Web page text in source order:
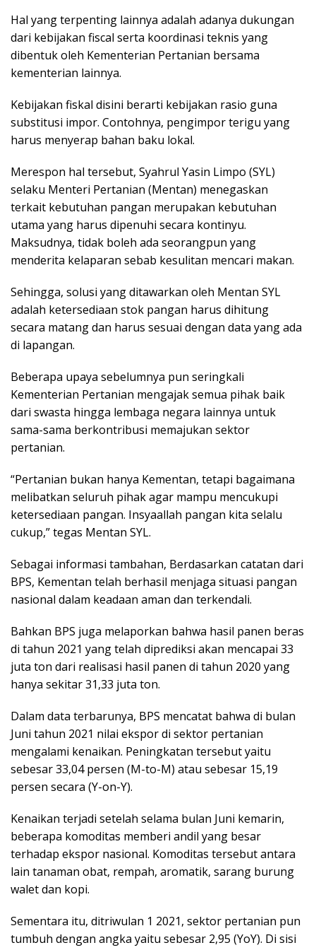
Hal yang terpenting lainnya adalah adanya dukungan
dari kebijakan fiscal serta koordinasi teknis yang
dibentuk oleh Kementerian Pertanian bersama
kementerian lainnya.
Kebijakan fiskal disini berarti kebijakan rasio guna
substitusi impor. Contohnya, pengimpor terigu yang
harus menyerap bahan baku lokal.
Merespon hal tersebut, Syahrul Yasin Limpo (SYL)
selaku Menteri Pertanian (Mentan) menegaskan
terkait kebutuhan pangan merupakan kebutuhan
utama yang harus dipenuhi secara kontinyu.
Maksudnya, tidak boleh ada seorangpun yang
menderita kelaparan sebab kesulitan mencari makan.
Sehingga, solusi yang ditawarkan oleh Mentan SYL
adalah ketersediaan stok pangan harus dihitung
secara matang dan harus sesuai dengan data yang ada
di lapangan.
Beberapa upaya sebelumnya pun seringkali
Kementerian Pertanian mengajak semua pihak baik
dari swasta hingga lembaga negara lainnya untuk
sama-sama berkontribusi memajukan sektor
pertanian.
“Pertanian bukan hanya Kementan, tetapi bagaimana
melibatkan seluruh pihak agar mampu mencukupi
ketersediaan pangan. Insyaallah pangan kita selalu
cukup,” tegas Mentan SYL.
Sebagai informasi tambahan, Berdasarkan catatan dari
BPS, Kementan telah berhasil menjaga situasi pangan
nasional dalam keadaan aman dan terkendali.
Bahkan BPS juga melaporkan bahwa hasil panen beras
di tahun 2021 yang telah diprediksi akan mencapai 33
juta ton dari realisasi hasil panen di tahun 2020 yang
hanya sekitar 31,33 juta ton.
Dalam data terbarunya, BPS mencatat bahwa di bulan
Juni tahun 2021 nilai ekspor di sektor pertanian
mengalami kenaikan. Peningkatan tersebut yaitu
sebesar 33,04 persen (M-to-M) atau sebesar 15,19
persen secara (Y-on-Y).
Kenaikan terjadi setelah selama bulan Juni kemarin,
beberapa komoditas memberi andil yang besar
terhadap ekspor nasional. Komoditas tersebut antara
lain tanaman obat, rempah, aromatik, sarang burung
walet dan kopi.
Sementara itu, ditriwulan 1 2021, sektor pertanian pun
tumbuh dengan angka yaitu sebesar 2,95 (YoY). Di sisi